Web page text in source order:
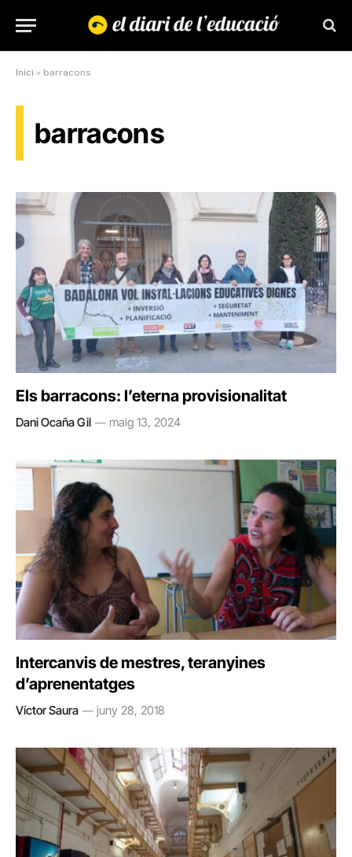
Inici » barracons
barracons
Els barracons: l’eterna provisionalitat
Dani Ocaña Gil maig 13, 2024
Intercanvis de mestres, teranyines
d’aprenentatges
Víctor Saura juny 28, 2018